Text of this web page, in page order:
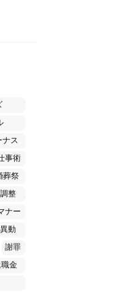
ナス
事術
葬祭
整
ナー
異動
謝罪
金